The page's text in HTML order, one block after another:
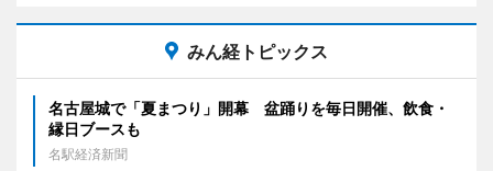
みん経トピックス
名古屋城で「夏まつり」開幕 盆踊りを毎日開催、飲食・
縁日ブースも
名駅経済新聞